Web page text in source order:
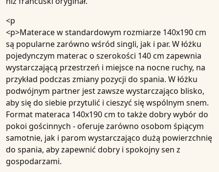
<p
<p>Materace w standardowym rozmiarze 140x190 cm
są popularne zarówno wśród singli, jak i par. W łóżku
pojedynczym materac o szerokości 140 cm zapewnia
wystarczającą przestrzeń i miejsce na nocne ruchy, na
przykład podczas zmiany pozycji do spania. W łóżku
podwójnym partner jest zawsze wystarczająco blisko,
aby się do siebie przytulić i cieszyć się wspólnym snem.
Format materaca 140x190 cm to także dobry wybór do
pokoi gościnnych - oferuje zarówno osobom śpiącym
samotnie, jak i parom wystarczająco dużą powierzchnię
do spania, aby zapewnić dobry i spokojny sen z
gospodarzami.